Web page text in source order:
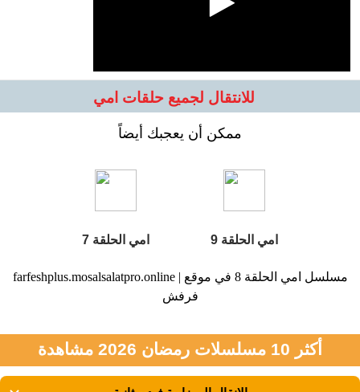
للانتقال لجميع حلقات امي
ممكن أن يعجبك أيضاً
امي الحلقة 9 امي الحلقة 7
farfeshplus.mosalsalatpro.online | مسلسل امي الحلقة 8 في موقع
فرفش
أكثر 10 مسلسلات رمضان 2026 مشاهدة